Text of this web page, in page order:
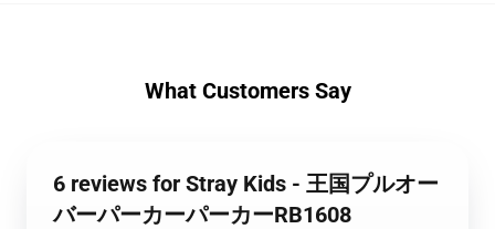
What Customers Say
6 reviews for Stray Kids - 王国プルオー
バーパーカーパーカーRB1608